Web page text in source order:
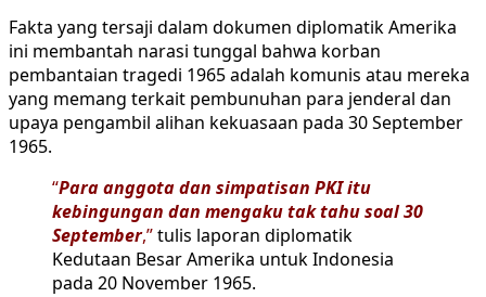
Fakta yang tersaji dalam dokumen diplomatik Amerika
ini membantah narasi tunggal bahwa korban
pembantaian tragedi 1965 adalah komunis atau mereka
yang memang terkait pembunuhan para jenderal dan
upaya pengambil alihan kekuasaan pada 30 September
1965.
“Para anggota dan simpatisan PKI itu
kebingungan dan mengaku tak tahu soal 30
September,”tulis laporan diplomatik
Kedutaan Besar Amerika untuk Indonesia
pada 20 November 1965.